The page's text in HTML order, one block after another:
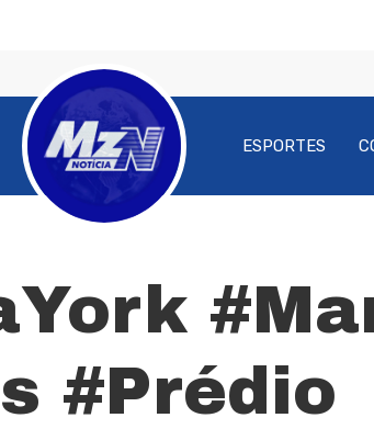
ESPORTES
#Prédio